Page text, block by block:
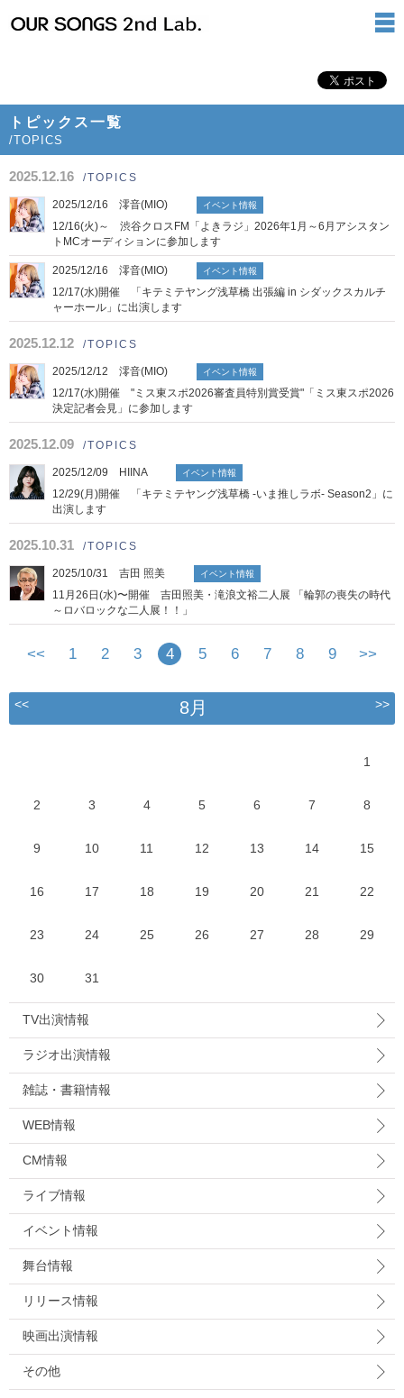
トピックス一覧
/TOPICS
2025.12.16 /TOPICS
2025/12/16 澪音(MIO) イベント情報
12/16(火)～ 渋谷クロスFM「よきラジ」2026年1月～6月アシスタン
トMCオーディションに参加します
2025/12/16 澪音(MIO) イベント情報
12/17(水)開催 「キテミテヤング浅草橋 出張編 in シダックスカルチ
ャーホール」に出演します
2025.12.12 /TOPICS
2025/12/12 澪音(MIO) イベント情報
12/17(水)開催 "ミス東スポ2026審査員特別賞受賞"「ミス東スポ2026
決定記者会見」に参加します
2025.12.09 /TOPICS
2025/12/09 HIINA イベント情報
12/29(月)開催 「キテミテヤング浅草橋 -いま推しラボ- Season2」に
出演します
2025.10.31 /TOPICS
2025/10/31 吉田 照美 イベント情報
11月26日(水)〜開催 吉田照美・滝浪文裕二人展 「輪郭の喪失の時代
～ロバロックな二人展！！」
<< 1 2 3 4 5 6 7 8 9 >>
<< 8月 >>
1
2 3 4 5 6 7 8
9 10 11 12 13 14 15
16 17 18 19 20 21 22
23 24 25 26 27 28 29
30 31
TV出演情報
ラジオ出演情報
雑誌・書籍情報
WEB情報
CM情報
ライブ情報
イベント情報
舞台情報
リリース情報
映画出演情報
その他